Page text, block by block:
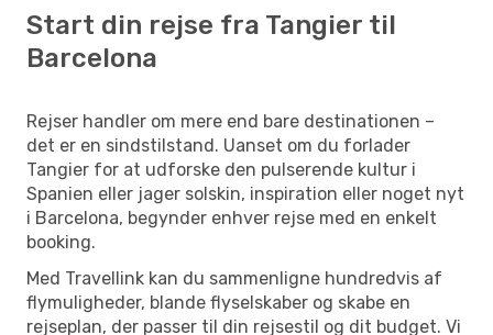
Start din rejse fra Tangier til
Barcelona
Rejser handler om mere end bare destinationen –
det er en sindstilstand. Uanset om du forlader
Tangier for at udforske den pulserende kultur i
Spanien eller jager solskin, inspiration eller noget nyt
i Barcelona, begynder enhver rejse med en enkelt
booking.
Med Travellink kan du sammenligne hundredvis af
flymuligheder, blande flyselskaber og skabe en
rejseplan, der passer til din rejsestil og dit budget. Vi